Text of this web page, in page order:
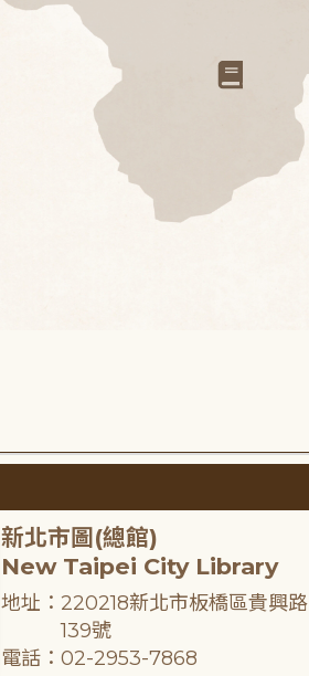
新北市圖(總館)
New Taipei City Library
地址：220218新北市板橋區貴興路
139號
電話：02-2953-7868